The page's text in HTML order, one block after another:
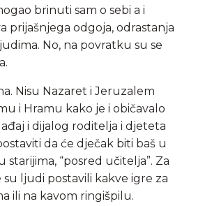
brinuti sam o sebi a i
prijašnjega odgoja, odrastanja
No, na povratku su se
Nisu Nazaret i Jeruzalem
i Hramu kako je i običavalo
i dijalog roditelja i djeteta
da će dječak biti baš u
“posred učitelja”. Za
ljudi postavili kakve igre za
ili na kavom ringišpilu.